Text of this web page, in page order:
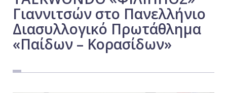
Γιαννιτσών στο Πανελλήνιο
Διασυλλογικό Πρωτάθλημα
«Παίδων – Κορασίδων»
Εργασία
Ελλάδα
Κόσμος